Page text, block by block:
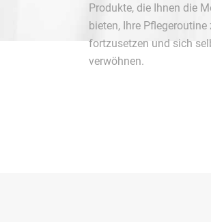
Produkte, die Ihnen die
bieten, Ihre Pflegeroutine
fortzusetzen und sich
verwöhnen.